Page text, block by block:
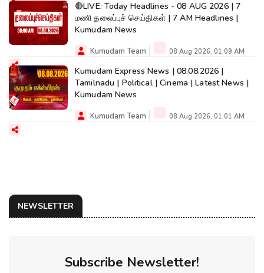
🔴LIVE: Today Headlines - 08 AUG 2026 | 7
மணி தலைப்புச் செய்திகள் | 7 AM Headlines |
Kumudam News
Kumudam Team 08 Aug 2026, 01:09 AM
Kumudam Express News | 08.08.2026 |
Tamilnadu | Political | Cinema | Latest News |
Kumudam News
Kumudam Team 08 Aug 2026, 01:01 AM
NEWSLETTER
Subscribe Newsletter!